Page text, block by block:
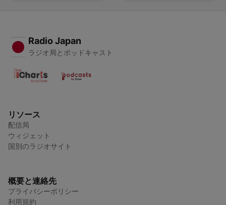
Radio Japan
ラジオ局とポッドキャスト
リソース
配信局
ウィジェット
国別のラジオサイト
概要と連絡先
プライバシーポリシー
利用規約